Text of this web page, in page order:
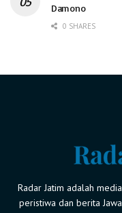
Damono
0 SHARES
Radar Jatim adalah
peristiwa dan berita